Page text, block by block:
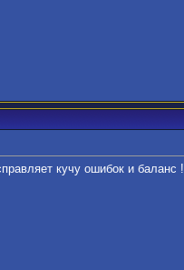
кучу ошибок и баланс !